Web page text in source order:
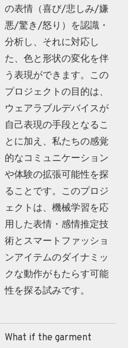
の表情（喜び/悲しみ/嫌
悪/驚き/怒り）を認識・
分析し、それに対応し
た、色と形状の変化を伴
う表現ができます。この
プロジェクトの目的は、
ウェアラブルデバイスが
自己表現の手段となるこ
とに加え、私たちの感覚
的なコミュニケーション
や体験の拡張可能性を探
ることです。このプロジ
ェクトは、機械学習を応
用した表情・感情推定技
術とスマートファッショ
ンアイテムのダイナミッ
クな動作がもたらす可能
性を探る試みです。
What if the garment